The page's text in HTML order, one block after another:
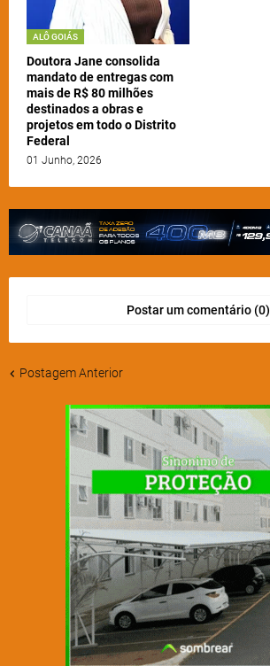
ALÔ GOIÁS
Doutora Jane consolida
mandato de entregas com
mais de R$ 80 milhões
destinados a obras e
projetos em todo o Distrito
Federal
01 Junho, 2026
Postar um comentário (0)
Postagem Anterior